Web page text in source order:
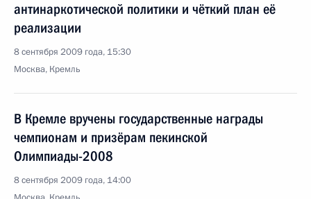
антинаркотической политики и чёткий план её
реализации
8 сентября 2009 года, 15:30
Москва, Кремль
В Кремле вручены государственные награды
чемпионам и призёрам пекинской
Олимпиады-2008
8 сентября 2009 года, 14:00